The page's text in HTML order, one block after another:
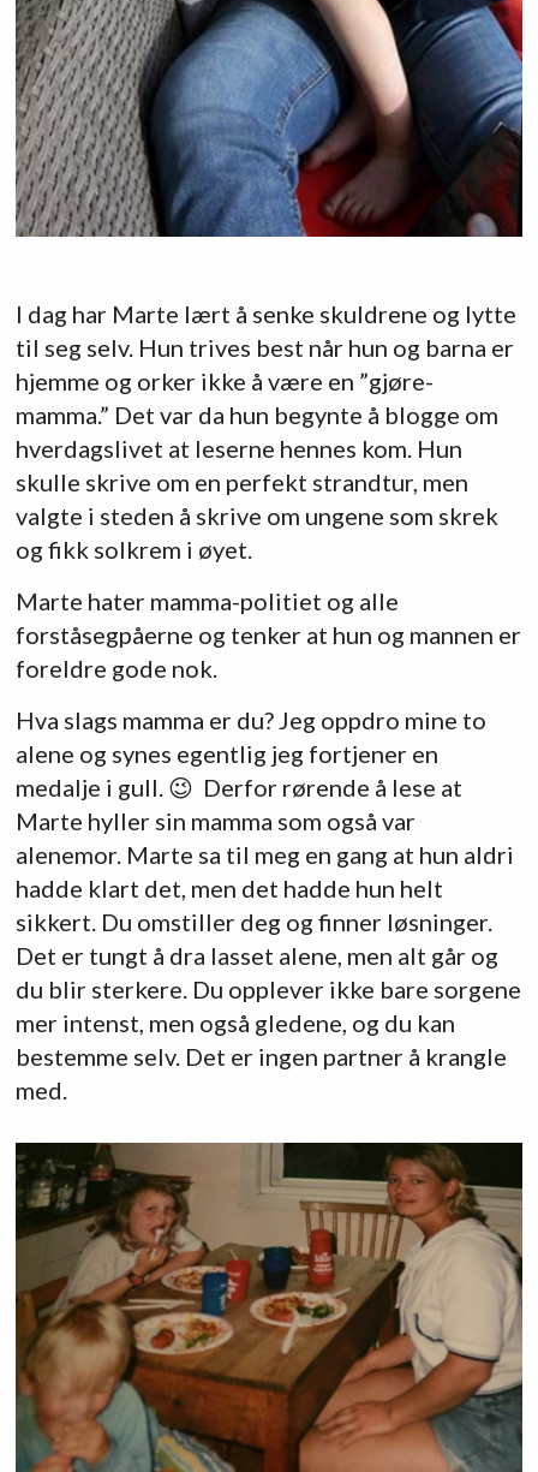
I dag har Marte lært å senke skuldrene og lytte
til seg selv. Hun trives best når hun og barna er
hjemme og orker ikke å være en ”gjøre-
mamma.” Det var da hun begynte å blogge om
hverdagslivet at leserne hennes kom. Hun
skulle skrive om en perfekt strandtur, men
valgte i steden å skrive om ungene som skrek
og fikk solkrem i øyet.
Marte hater mamma-politiet og alle
forståsegpåerne og tenker at hun og mannen er
foreldre gode nok.
Hva slags mamma er du? Jeg oppdro mine to
alene og synes egentlig jeg fortjener en
medalje i gull. 😉 Derfor rørende å lese at
Marte hyller sin mamma som også var
alenemor. Marte sa til meg en gang at hun aldri
hadde klart det, men det hadde hun helt
sikkert. Du omstiller deg og finner løsninger.
Det er tungt å dra lasset alene, men alt går og
du blir sterkere. Du opplever ikke bare sorgene
mer intenst, men også gledene, og du kan
bestemme selv. Det er ingen partner å krangle
med.